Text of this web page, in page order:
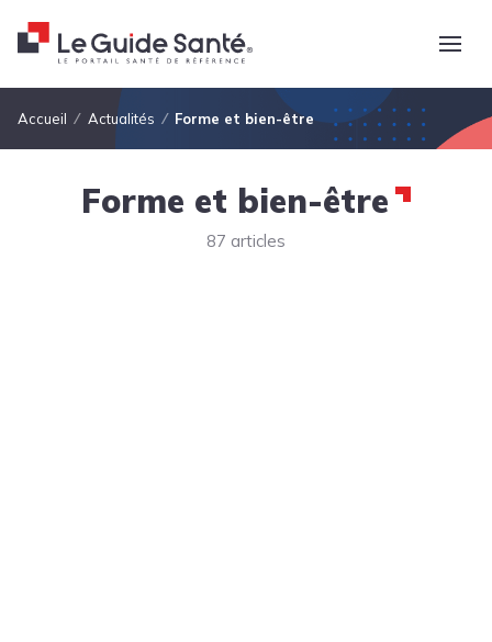
Fil d'Ariane
Accueil Actualités Forme et bien-être
Forme et bien-être
87 articles